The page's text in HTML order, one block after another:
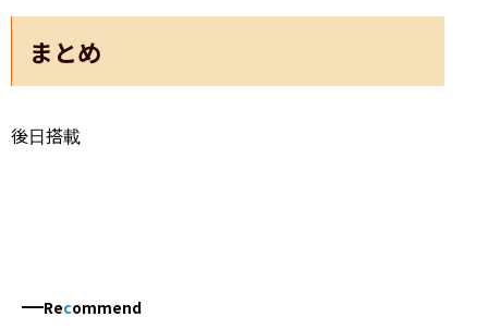
まとめ
後日搭載
Recommend